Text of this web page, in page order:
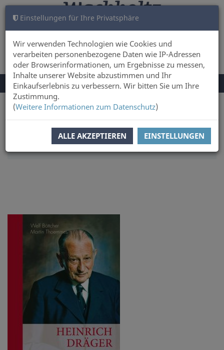
Einstellungen für Ihre Privatsphäre
Wir verwenden Technologien wie Cookies und
verarbeiten personenbezogene Daten wie IP-Adressen
oder Browserinformationen, um Ergebnisse zu messen,
Inhalte unserer Website abzustimmen und Ihr
Einkaufserlebnis zu verbessern. Wir bitten Sie um Ihre
Zustimmung.
(Weitere Informationen zum Datenschutz)
ALLE AKZEPTIEREN EINSTELLUNGEN
ANMELDEN WARENKORB 0
NAVIGATION
UMSCHALTEN
Menü
Sie sind hier: Land & Leute
SORTIERUNG: ERSCHEINUNGSDATUM